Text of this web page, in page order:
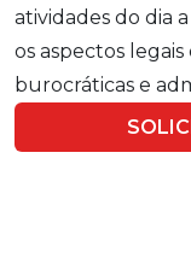
atividades do dia
os aspectos
burocráticas e